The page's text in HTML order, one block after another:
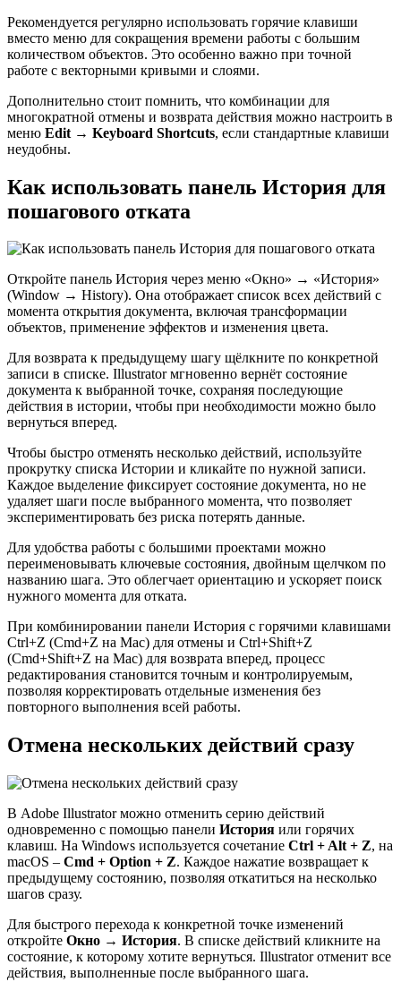
Рекомендуется регулярно использовать горячие клавиши
вместо меню для сокращения времени работы с большим
количеством объектов. Это особенно важно при точной
работе с векторными кривыми и слоями.
Дополнительно стоит помнить, что комбинации для
многократной отмены и возврата действия можно настроить в
меню Edit → Keyboard Shortcuts, если стандартные клавиши
неудобны.
Как использовать панель История для
пошагового отката
Откройте панель История через меню «Окно» → «История»
(Window → History). Она отображает список всех действий с
момента открытия документа, включая трансформации
объектов, применение эффектов и изменения цвета.
Для возврата к предыдущему шагу щёлкните по конкретной
записи в списке. Illustrator мгновенно вернёт состояние
документа к выбранной точке, сохраняя последующие
действия в истории, чтобы при необходимости можно было
вернуться вперед.
Чтобы быстро отменять несколько действий, используйте
прокрутку списка Истории и кликайте по нужной записи.
Каждое выделение фиксирует состояние документа, но не
удаляет шаги после выбранного момента, что позволяет
экспериментировать без риска потерять данные.
Для удобства работы с большими проектами можно
переименовывать ключевые состояния, двойным щелчком по
названию шага. Это облегчает ориентацию и ускоряет поиск
нужного момента для отката.
При комбинировании панели История с горячими клавишами
Ctrl+Z (Cmd+Z на Mac) для отмены и Ctrl+Shift+Z
(Cmd+Shift+Z на Mac) для возврата вперед, процесс
редактирования становится точным и контролируемым,
позволяя корректировать отдельные изменения без
повторного выполнения всей работы.
Отмена нескольких действий сразу
В Adobe Illustrator можно отменить серию действий
одновременно с помощью панели История или горячих
клавиш. На Windows используется сочетание Ctrl + Alt + Z, на
macOS – Cmd + Option + Z. Каждое нажатие возвращает к
предыдущему состоянию, позволяя откатиться на несколько
шагов сразу.
Для быстрого перехода к конкретной точке изменений
откройте Окно → История. В списке действий кликните на
состояние, к которому хотите вернуться. Illustrator отменит все
действия, выполненные после выбранного шага.